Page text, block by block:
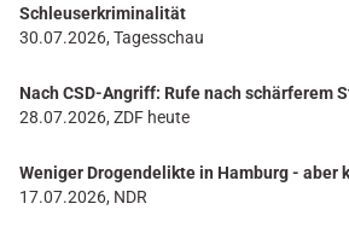
Schleuserkriminalität
30.07.2026, Tagesschau
Nach CSD-Angriff: Rufe nach schärferem
28.07.2026, ZDF heute
Weniger Drogendelikte in Hamburg - aber
17.07.2026, NDR